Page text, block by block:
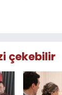
çekebilir